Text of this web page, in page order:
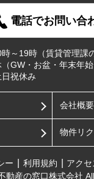
電話でお問い合
時～19時（賃貸管理課
GW・お盆・年末年
祝休み
会社概要
物件リ
ー 利用規約 アク
動産の窓口株式会社